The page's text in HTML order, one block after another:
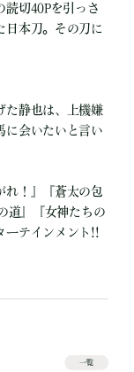
読切40Pを引っさ
本刀。その刀に
た静也は、上機嫌
に会いたいと言い
れ！』『蒼太の包
道』『女神たちの
ーテインメント!!
一覧